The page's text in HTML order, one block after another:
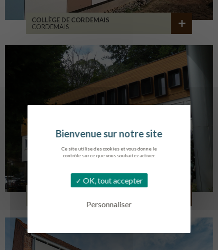
Ce site utilise des cookies et vous donne le
contrôle sur ce que vous souhaitez activer.
OK, tout accepter
Personnaliser
COLLÈGE DE CORDEMAIS
CORDEMAIS